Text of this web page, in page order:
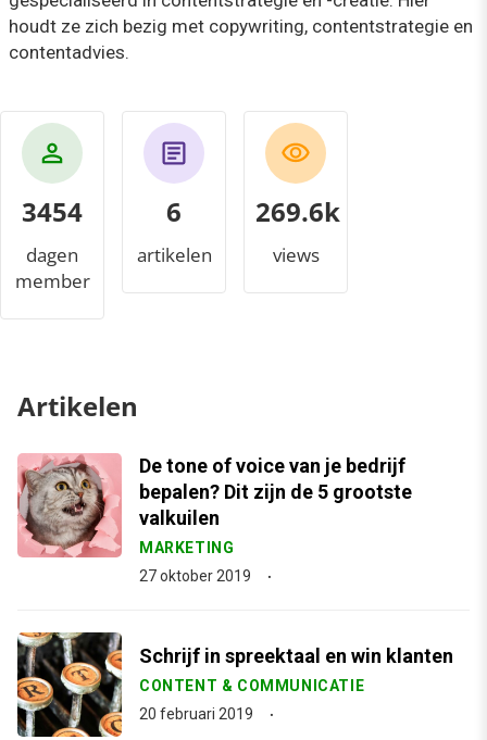
houdt ze zich bezig met copywriting, contentstrategie en
contentadvies.
3454
dagen
member
6
artikelen
296.4k
views
Artikelen
De tone of voice van je bedrijf
bepalen? Dit zijn de 5 grootste
valkuilen
MARKETING
27 oktober 2019
Schrijf in spreektaal en win klanten
CONTENT & COMMUNICATIE
20 februari 2019